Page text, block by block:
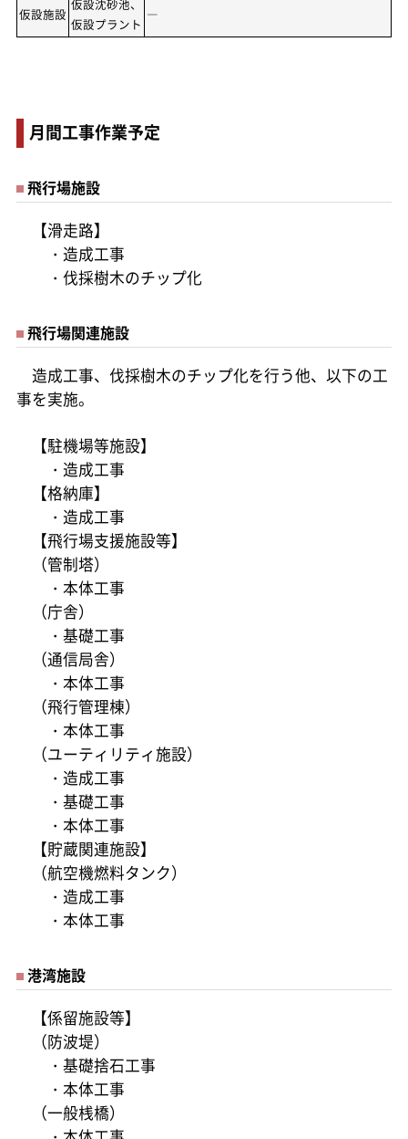
仮設施設
仮設沈砂池、
仮設プラント
―
月間工事作業予定
飛行場施設
【滑走路】
・造成工事
・伐採樹木のチップ化
飛行場関連施設
造成工事、伐採樹木のチップ化を行う他、以下の工
事を実施。
【駐機場等施設】
・造成工事
【格納庫】
・造成工事
【飛行場支援施設等】
（管制塔）
・本体工事
（庁舎）
・基礎工事
（通信局舎）
・本体工事
（飛行管理棟）
・本体工事
（ユーティリティ施設）
・造成工事
・基礎工事
・本体工事
【貯蔵関連施設】
（航空機燃料タンク）
・造成工事
・本体工事
港湾施設
【係留施設等】
（防波堤）
・基礎捨石工事
・本体工事
（一般桟橋）